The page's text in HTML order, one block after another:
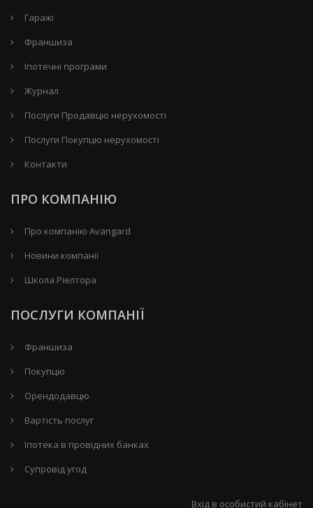
Гаражі
Франшиза
Іпотечні програми
Журнал
Послуги Продавцю нерухомості
Послуги Покупцю нерухомості
Контакти
ПРО КОМПАНІЮ
Про компанію Avangard
Новини компанії
Школа Ріелтора
ПОСЛУГИ КОМПАНІЇ
Франшиза
Покупцю
Орендодавцю
Вартість послуг
Іпотека в провідних банках
Супровід угод
Вхід в особистий кабінет